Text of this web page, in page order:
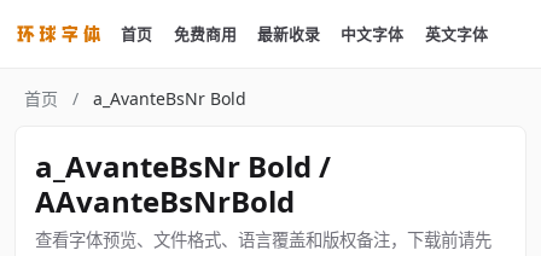
首页 免费商用 最新收录 中文字体 英文字体
首页 / a_AvanteBsNr Bold
a_AvanteBsNr Bold /
AAvanteBsNrBold
查看字体预览、文件格式、语言覆盖和版权备注，下载前请先